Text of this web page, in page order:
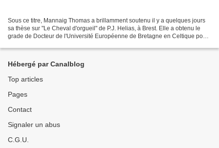
Sous ce titre, Mannaig Thomas a brillamment soutenu il y a quelques jours
sa thèse sur "Le Cheval d'orgueil" de P.J. Helias, à Brest. Elle a obtenu le
grade de Docteur de l'Université Européenne de Bretagne en Celtique pour
Hébergé par Canalblog
Top articles
Pages
Contact
Signaler un abus
C.G.U.